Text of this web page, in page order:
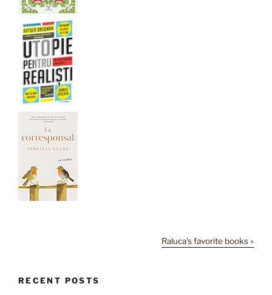
Raluca's favorite books »
RECENT POSTS